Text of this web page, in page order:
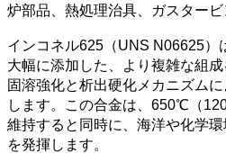
炉部品、熱処理治具、ガスタービ
インコネル625（UNS N06625）
大幅に添加した、より複雑な組成
固溶強化と析出硬化メカニズム
します。この合金は、650℃（
維持すると同時に、海洋や化学
を発揮します。